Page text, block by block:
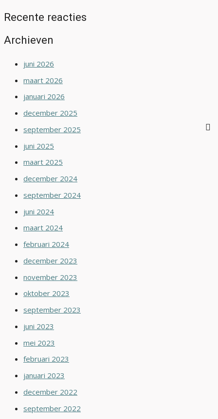
Recente reacties
Archieven
juni 2026
maart 2026
januari 2026
december 2025
september 2025
juni 2025
maart 2025
december 2024
september 2024
juni 2024
maart 2024
februari 2024
december 2023
november 2023
oktober 2023
september 2023
juni 2023
mei 2023
februari 2023
januari 2023
december 2022
september 2022